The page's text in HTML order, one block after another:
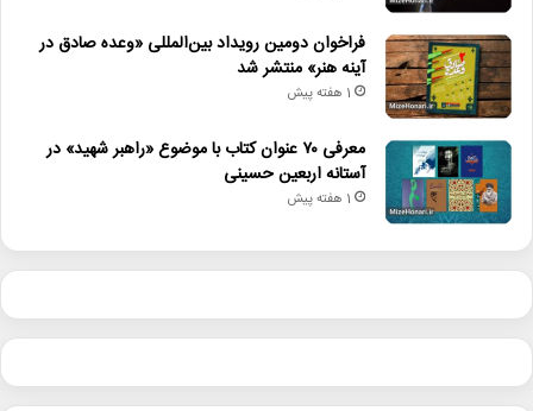
فراخوان دومین رویداد بین‌المللی «وعده صادق در
آینه هنر» منتشر شد
1 هفته پیش
معرفی ۷۰ عنوان کتاب با موضوع «راهبر شهید» در
آستانه اربعین حسینی
1 هفته پیش